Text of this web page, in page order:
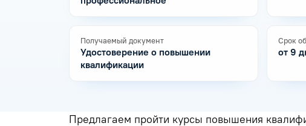
Получаемый документ
Удостоверение о повышении
квалификации
Срок
от 9
Предлагаем пройти курсы повышения